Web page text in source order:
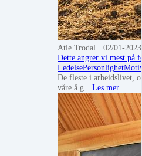
Atle Trodal · 02/01-2023
Dette angrer vi mest på
LedelsePersonlighet
De fleste i arbeidslivet,
våre å g… Les mer...